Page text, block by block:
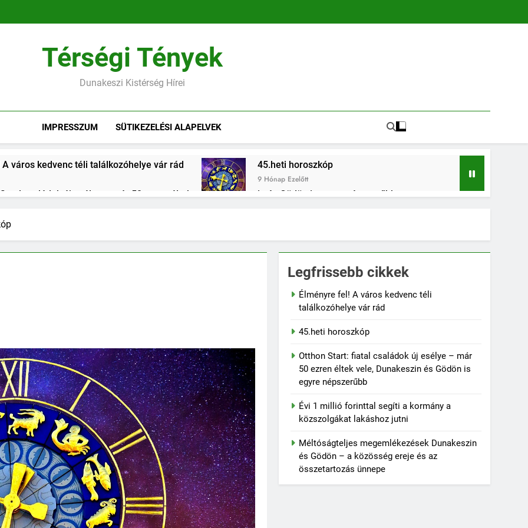
Térségi Tények
Dunakeszi Kistérség Hírei
IMPRESSZUM SÜTIKEZELÉSI ALAPELVEK
város kedvenc téli találkozóhelye vár rád 45.heti horoszkóp
9 Hónap Ezelőtt
családok új esélye – már 50 ezren éltek vele, Dunakeszin és Gödön is egyre népszerűbb
segíti a kormány a közszolgákat lakáshoz jutni
megemlékezések Dunakeszin és Gödön – a közösség ereje és az összetartozás ünnepe
Párt adatbázisa – gödi név is a listán!
felhasználó adatai szivároghattak ki – a Tisza Világ applikáció botránya
hirdet, a Tisza a Dunán hajókázik
Legfrissebb cikkek
Élményre fel! A város kedvenc téli
találkozóhelye vár rád
45.heti horoszkóp
Otthon Start: fiatal családok új esélye – már
50 ezren éltek vele, Dunakeszin és Gödön is
egyre népszerűbb
Évi 1 millió forinttal segíti a kormány a
közszolgákat lakáshoz jutni
Méltóságteljes megemlékezések Dunakeszin
és Gödön – a közösség ereje és az
összetartozás ünnepe